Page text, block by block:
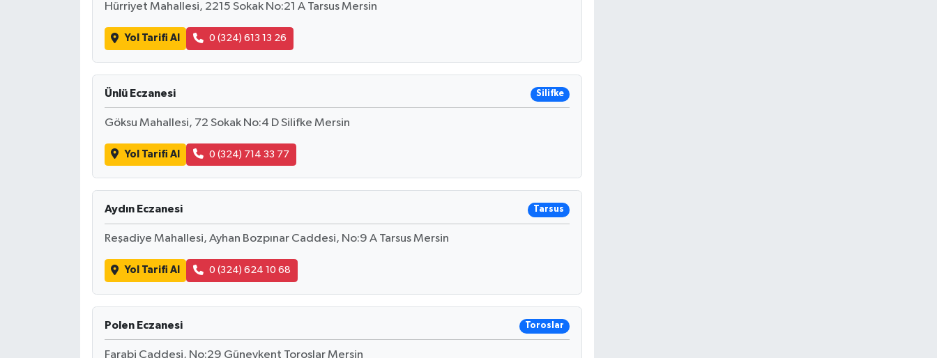
Hürriyet Mahallesi, 2215 Sokak No:21 A Tarsus Mersin
Yol Tarifi Al 0 (324) 613 13 26
Ünlü Eczanesi Silifke
Göksu Mahallesi, 72 Sokak No:4 D Silifke Mersin
Yol Tarifi Al 0 (324) 714 33 77
Aydın Eczanesi Tarsus
Reşadiye Mahallesi, Ayhan Bozpınar Caddesi, No:9 A Tarsus Mersin
Yol Tarifi Al 0 (324) 624 10 68
Polen Eczanesi Toroslar
Farabi Caddesi, No:29 Güneykent Toroslar Mersin